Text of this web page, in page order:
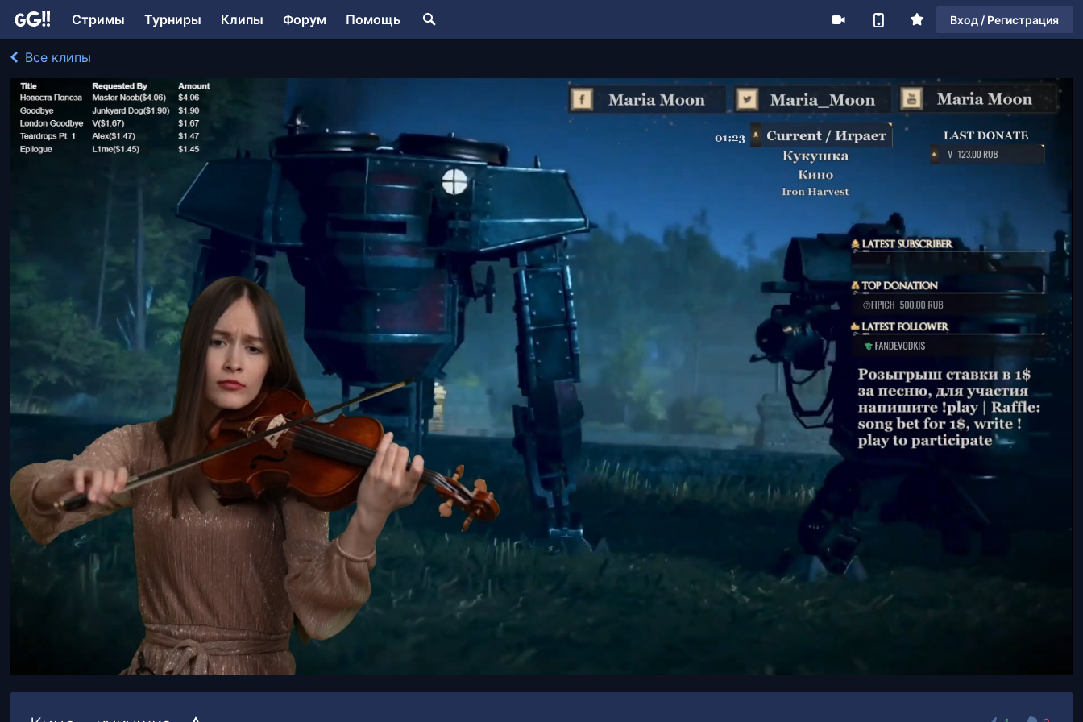
Стримы Турниры Клипы Форум Помощь Вход / Регистрация
Все клипы
Maria_Moon играл в Другое
213 просмотров